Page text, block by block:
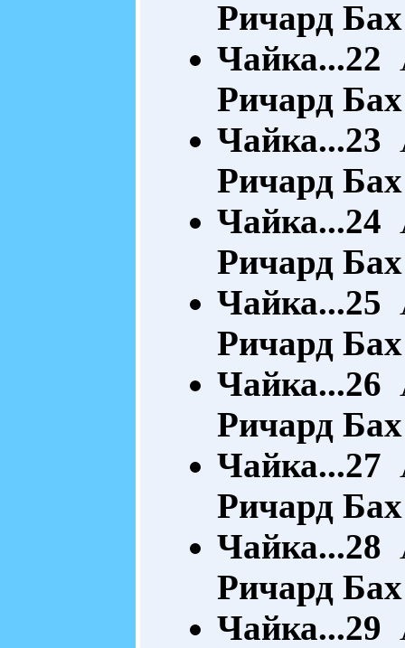
Ричард Бах
Чайка...22
Ричард Бах
Чайка...23
Ричард Бах
Чайка...24
Ричард Бах
Чайка...25
Ричард Бах
Чайка...26
Ричард Бах
Чайка...27
Ричард Бах
Чайка...28
Ричард Бах
Чайка...29